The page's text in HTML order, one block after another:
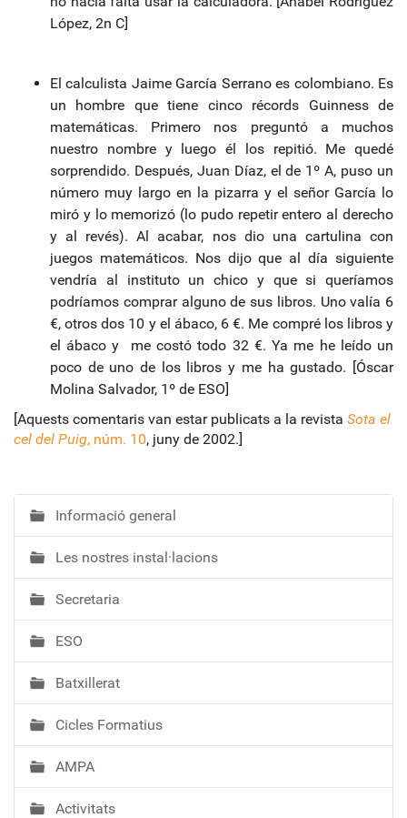
López, 2n C]
El calculista Jaime García Serrano es colombiano. Es
un hombre que tiene cinco récords Guinness de
matemáticas. Primero nos preguntó a muchos
nuestro nombre y luego él los repitió. Me quedé
sorprendido. Después, Juan Díaz, el de 1º A, puso un
número muy largo en la pizarra y el señor García lo
miró y lo memorizó (lo pudo repetir entero al derecho
y al revés). Al acabar, nos dio una cartulina con
juegos matemáticos. Nos dijo que al día siguiente
vendría al instituto un chico y que si queríamos
podríamos comprar alguno de sus libros. Uno valía 6
€, otros dos 10 y el ábaco, 6 €. Me compré los libros y
el ábaco y me costó todo 32 €. Ya me he leído un
poco de uno de los libros y me ha gustado. [Óscar
Molina Salvador, 1º de ESO]
[Aquests comentaris van estar publicats a la revista Sota el
cel del Puig, núm. 10, juny de 2002.]
N
a
v
e
g
a
c
ó
Informació general
Les nostres instal·lacions
Secretaria
ESO
Batxillerat
Cicles Formatius
AMPA
Activitats